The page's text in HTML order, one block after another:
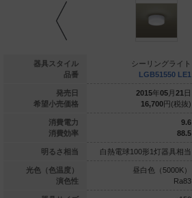
器具スタイル
品番
発売日
希望小売価格
消費電力
消費効率
明るさ相当
光色（色温度）
演色性
リングライト
円(税抜)
5.9
69.4
形1灯器具相当
色（2700K）
シーリングライト
LGB51550 LE1
2015年05 月 21 日
16,700円(税抜)
9.6
88.5
白熱電球100形1灯器具相当
昼白色（5000K）
Ra83